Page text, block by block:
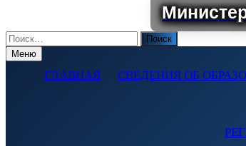
Поиск
по:Меню
ГЛАВНАЯ СВЕДЕНИЯ ОБ